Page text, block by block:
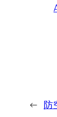
← 防